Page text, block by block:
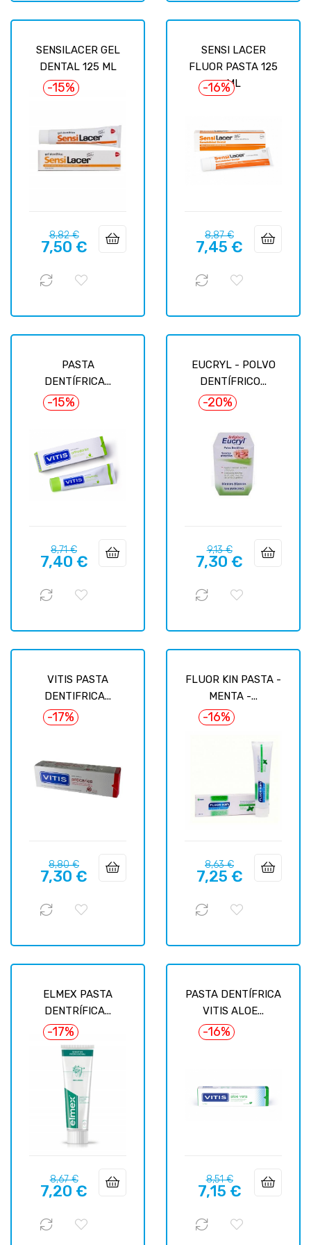
SENSILACER GEL
DENTAL 125 ML
-15%
Prix
habituel
8,82 €Prix
7,50 €
SENSI LACER
FLUOR PASTA 125
ML
-16%
Prix
habituel
8,87 €Prix
7,45 €
PASTA
DENTÍFRICA...
-15%
Prix
habituel
8,71 €Prix
7,40 €
EUCRYL - POLVO
DENTÍFRICO...
-20%
Prix
habituel
9,13 €Prix
7,30 €
VITIS PASTA
DENTIFRICA...
-17%
Prix
habituel
8,80 €Prix
7,30 €
FLUOR KIN PASTA -
MENTA -...
-16%
Prix
habituel
8,63 €Prix
7,25 €
ELMEX PASTA
DENTRÍFICA...
-17%
Prix
habituel
8,67 €Prix
7,20 €
PASTA DENTÍFRICA
VITIS ALOE...
-16%
Prix
habituel
8,51 €Prix
7,15 €